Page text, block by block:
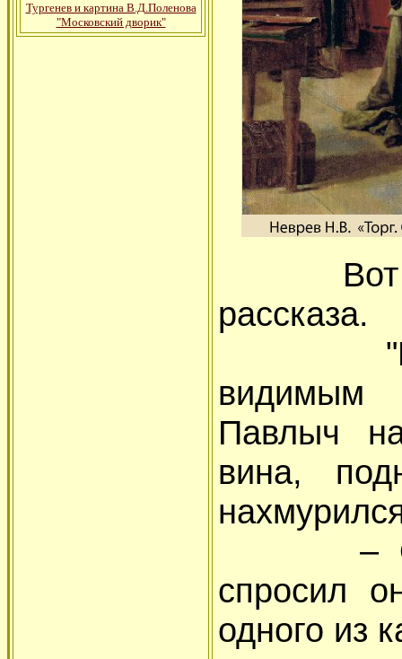
Тургенев и картина В.Д.Поленова
"Московский дворик"
Вот
рассказа.
видимым
Павлыч
вина,
–
спросил
одного из